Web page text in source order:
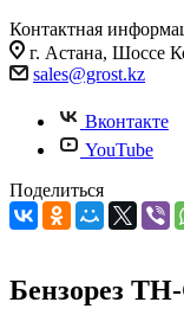
Контактная
г. Астана, Шоссе
sales@grost.kz
Вконтакте
YouTube
Поделиться
Бензорез